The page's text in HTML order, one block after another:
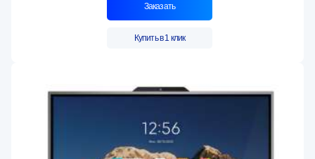
Заказать
Купить в 1 клик